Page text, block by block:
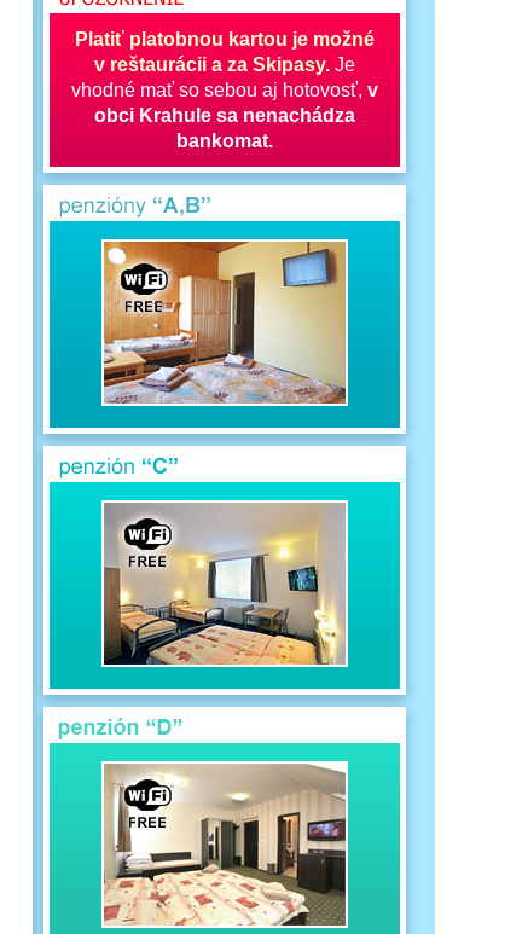
Platiť platobnou kartou je možné
v reštaurácii a za Skipasy. Je
vhodné mať so sebou aj hotovosť, v
obci Krahule sa nenachádza
bankomat.